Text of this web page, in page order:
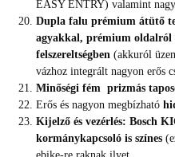
EASY ENTRY) valamint
Dupla falu prémium átütő
agyakkal, prémium oldalról
felszereltségben (akkuról
vázhoz integrált nagyon erős
Minőségi fém prizmás
Erős és nagyon megbízható
Kijelző és vezérlés: Bosch
kormánykapcsoló is színes